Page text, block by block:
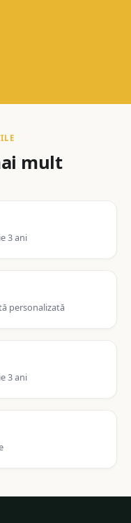
mult
3 ani
personalizată
3 ani